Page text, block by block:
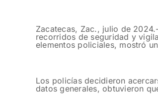
Zacatecas, Zac., julio de
recorridos de seguridad y
elementos policiales, mostró
Los policías decidieron
datos generales, obtuvieron